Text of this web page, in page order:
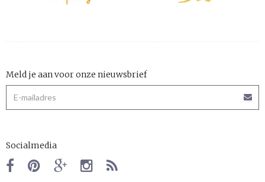
Meld je aan voor onze nieuwsbrief
Socialmedia